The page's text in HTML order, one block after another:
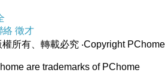
絡 徵才
權所有、轉載必究 ‧Copyright PChome
are trademarks of PChome